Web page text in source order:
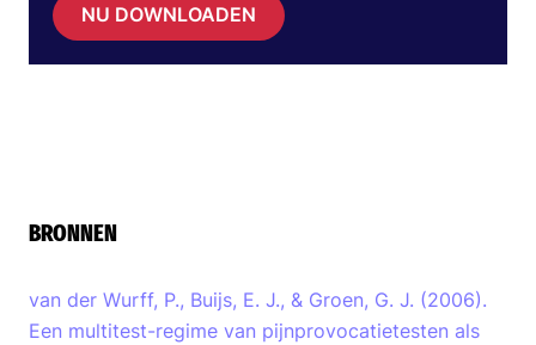
NU DOWNLOADEN
BRONNEN
van der Wurff, P., Buijs, E. J., & Groen, G. J. (2006).
Een multitest-regime van pijnprovocatietesten als